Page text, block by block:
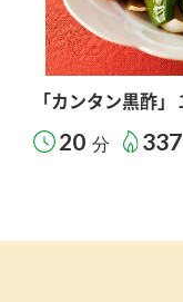
「カンタン黒酢
20 分 337